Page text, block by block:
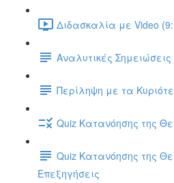
Διδασκαλία με Video
Αναλυτικές Σημειώσεις
Περίληψη με τα
Quiz Κατανόησης της
Quiz Κατανόησης της
Επεξηγήσεις